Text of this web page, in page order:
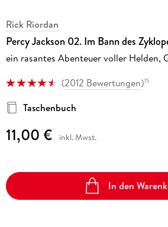
Rick Riordan
Percy Jackson 02. Im Bann des
ein rasantes Abenteuer voller Helden,
(2012 Bewertungen)15
Taschenbuch
11,00 € inkl. Mwst.
In den